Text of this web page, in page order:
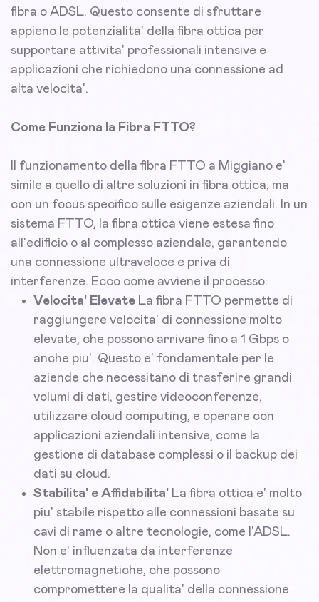
fibra o ADSL. Questo consente di sfruttare
appieno le potenzialita' della fibra ottica per
supportare attivita' professionali intensive e
applicazioni che richiedono una connessione ad
alta velocita'.
Come Funziona la Fibra FTTO?
Il funzionamento della fibra FTTO a Miggiano e'
simile a quello di altre soluzioni in fibra ottica, ma
con un focus specifico sulle esigenze aziendali. In un
sistema FTTO, la fibra ottica viene estesa fino
all'edificio o al complesso aziendale, garantendo
una connessione ultraveloce e priva di
interferenze. Ecco come avviene il processo:
Velocita' Elevate La fibra FTTO permette di
raggiungere velocita' di connessione molto
elevate, che possono arrivare fino a 1 Gbps o
anche piu'. Questo e' fondamentale per le
aziende che necessitano di trasferire grandi
volumi di dati, gestire videoconferenze,
utilizzare cloud computing, e operare con
applicazioni aziendali intensive, come la
gestione di database complessi o il backup dei
dati su cloud.
Stabilita' e Affidabilita' La fibra ottica e' molto
piu' stabile rispetto alle connessioni basate su
cavi di rame o altre tecnologie, come l'ADSL.
Non e' influenzata da interferenze
elettromagnetiche, che possono
compromettere la qualita' della connessione